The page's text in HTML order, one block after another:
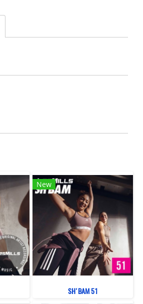
New
SH'BAM 51